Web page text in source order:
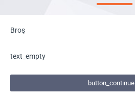
Broş
text_empty
button_continue